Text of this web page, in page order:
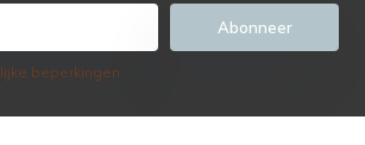
Abonneer
beperkingen